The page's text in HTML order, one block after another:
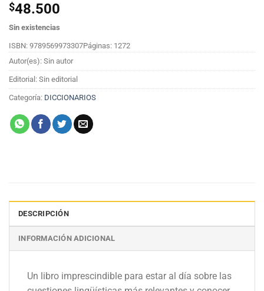
$48.500
Sin existencias
ISBN: 9789569973307Páginas: 1272
Autor(es): Sin autor
Editorial: Sin editorial
Categoría: DICCIONARIOS
DESCRIPCIÓN
INFORMACIÓN ADICIONAL
Un libro imprescindible para estar al día sobre las